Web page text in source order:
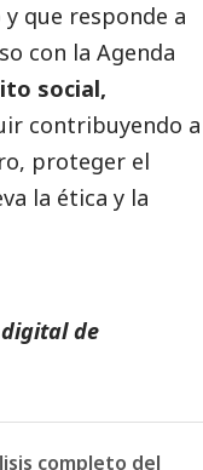
y que responde a
con la Agenda
social,
contribuyendo a
proteger el
la ética y la
de
completo del